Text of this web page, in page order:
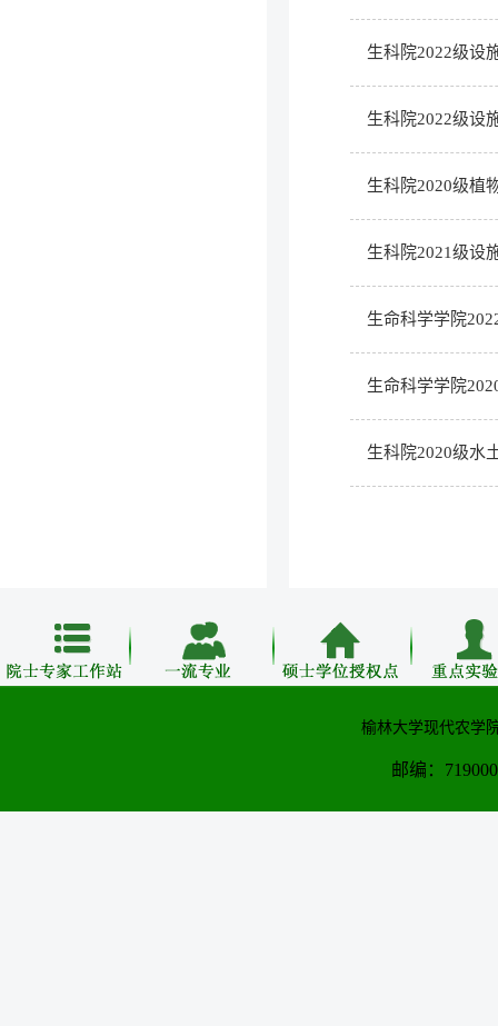
生科院2022级设
生科院2022级设
生科院2020级植
生科院2021级设
生命科学学院
生命科学学院
生科院2020级水
榆林大学现代农学
邮编：